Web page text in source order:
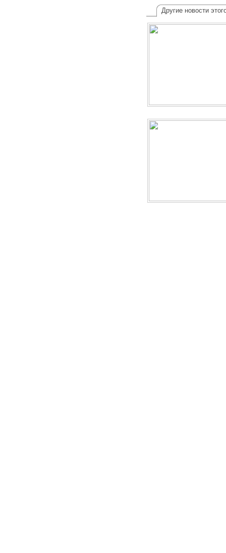
Другие новости